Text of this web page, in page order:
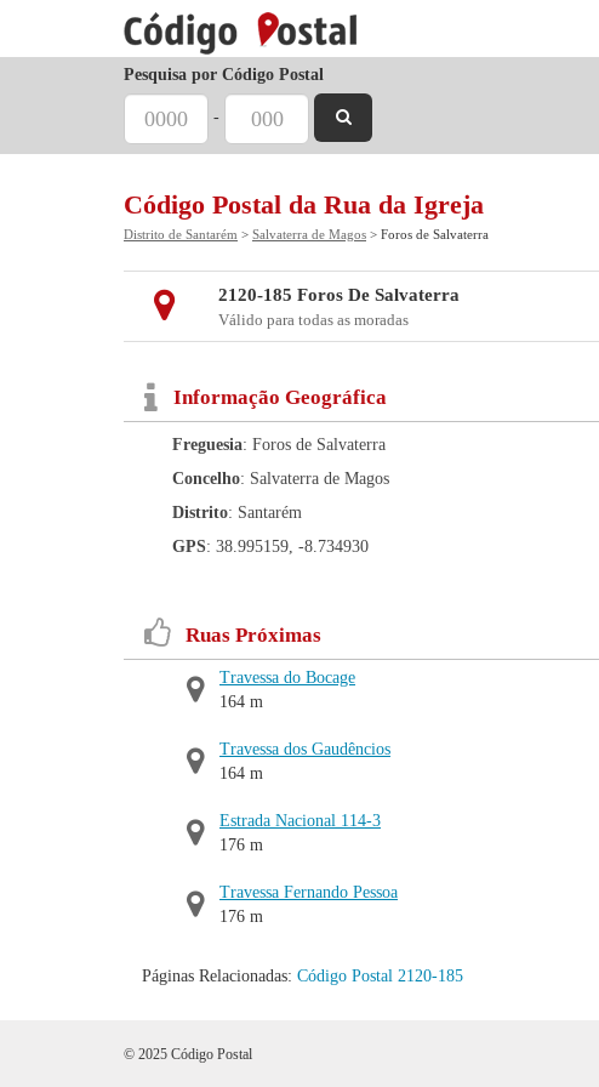
Pesquisa por Código Postal
-
Código Postal da Rua da Igreja
Distrito de Santarém > Salvaterra de Magos > Foros de Salvaterra
2120-185 Foros De Salvaterra
Válido para todas as moradas
Informação Geográfica
Freguesia: Foros de Salvaterra
Concelho: Salvaterra de Magos
Distrito: Santarém
GPS: 38.995159, -8.734930
Ruas Próximas
Travessa do Bocage
164 m
Travessa dos Gaudêncios
164 m
Estrada Nacional 114-3
176 m
Travessa Fernando Pessoa
176 m
Páginas Relacionadas: Código Postal 2120-185
© 2025 Código Postal